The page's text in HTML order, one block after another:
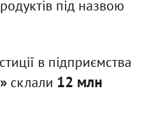
під назвою
в підприємства
склали 12 млн